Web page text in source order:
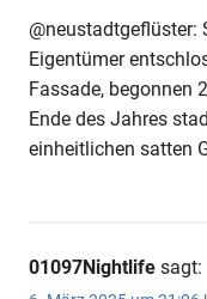
Eigentümer
Fassade, begonnen
Ende des Jahres
einheitlichen satten
01097Nightlife sagt: